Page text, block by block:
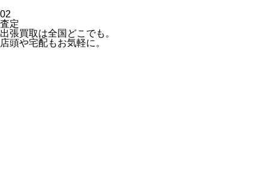
02
査定
出張買取は全国どこでも。
店頭や宅配もお気軽に。